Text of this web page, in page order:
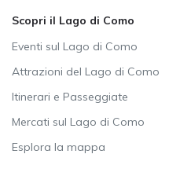
Scopri il Lago di Como
Eventi sul Lago di Como
Attrazioni del Lago di Como
Itinerari e Passeggiate
Mercati sul Lago di Como
Esplora la mappa